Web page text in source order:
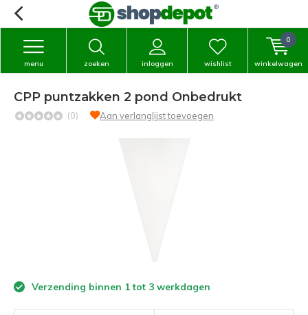
zoeken inloggen
menu wishlist winkelwagen
0
CPP puntzakken 2 pond Onbedrukt
(0) Aan verlanglijst toevoegen
Verzending binnen 1 tot 3 werkdagen